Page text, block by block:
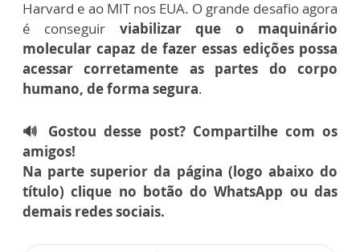
Harvard e ao MIT nos EUA. O grande desafio agora
é conseguir viabilizar que o maquinário
molecular capaz de fazer essas edições possa
acessar corretamente as partes do corpo
humano, de forma segura.
🔊 Gostou desse post? Compartilhe com os
amigos!
Na parte superior da página (logo abaixo do
título) clique no botão do WhatsApp ou das
demais redes sociais.